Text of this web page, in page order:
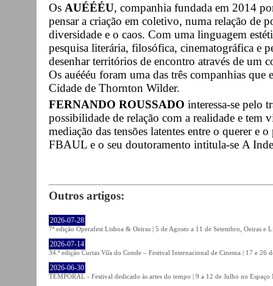
Os AUÉÉÉU, companhia fundada em 2014
pensar a criação em coletivo, numa relação de
diversidade e o caos. Com uma linguagem
pesquisa literária, filosófica, cinematográfica e
desenhar territórios de encontro através de um
Os auéééu foram uma das três companhias
Cidade de Thornton Wilder.
FERNANDO ROUSSADO interessa-se pelo
possibilidade de relação com a realidade e tem
mediação das tensões latentes entre o querer e
FBAUL e o seu doutoramento intitula-se A
Outros artigos:
2026-07-28
7ª edição Operafest Lisboa & Oeiras | 5 de Agosto a 11 de Setembro, Oeiras e
2026-07-14
34.ª edição Curtas Vila do Conde – Festival Internacional de Cinema | 17 e 26
2026-06-30
TEMPORAL - Festival dedicado às artes do tempo | 9 a 12 de Julho no